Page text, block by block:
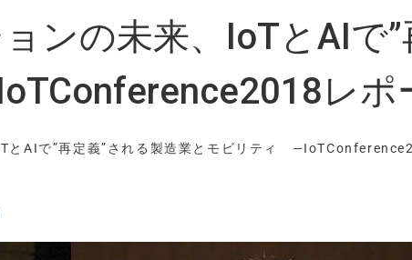
ンの未来、IoTとAIで
レポ
とAIで”再定義”される製造業とモビリティ